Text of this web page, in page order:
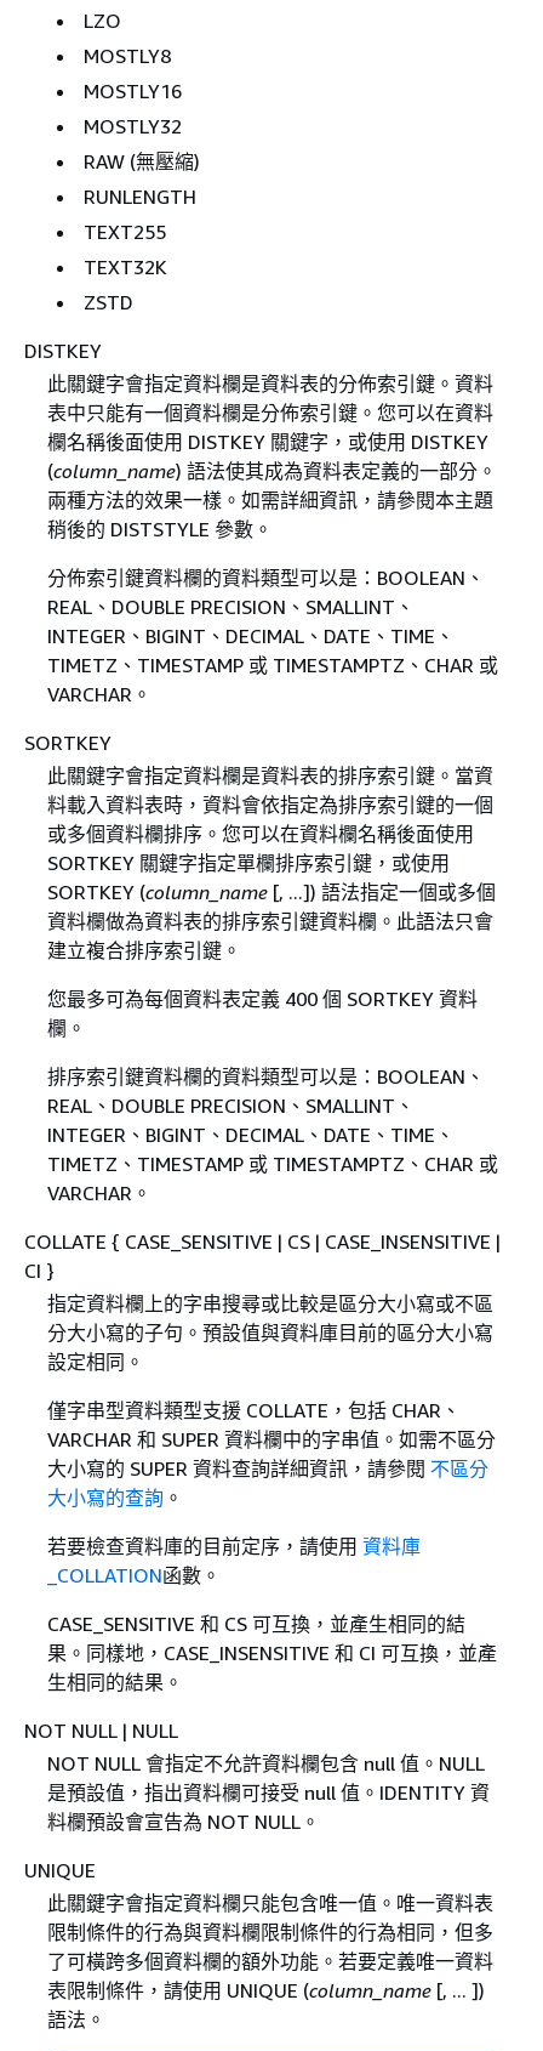
LZO
MOSTLY8
MOSTLY16
MOSTLY32
RAW (無壓縮)
RUNLENGTH
TEXT255
TEXT32K
ZSTD
DISTKEY
此關鍵字會指定資料欄是資料表的分佈索引鍵。資料
表中只能有一個資料欄是分佈索引鍵。您可以在資料
欄名稱後面使用 DISTKEY 關鍵字，或使用 DISTKEY
(column_name) 語法使其成為資料表定義的一部分。
兩種方法的效果一樣。如需詳細資訊，請參閱本主題
稍後的 DISTSTYLE 參數。
分佈索引鍵資料欄的資料類型可以是：BOOLEAN、
REAL、DOUBLE PRECISION、SMALLINT、
INTEGER、BIGINT、DECIMAL、DATE、TIME、
TIMETZ、TIMESTAMP 或 TIMESTAMPTZ、CHAR 或
VARCHAR。
SORTKEY
此關鍵字會指定資料欄是資料表的排序索引鍵。當資
料載入資料表時，資料會依指定為排序索引鍵的一個
或多個資料欄排序。您可以在資料欄名稱後面使用
SORTKEY 關鍵字指定單欄排序索引鍵，或使用
SORTKEY (column_name[, ...]) 語法指定一個或多個
資料欄做為資料表的排序索引鍵資料欄。此語法只會
建立複合排序索引鍵。
您最多可為每個資料表定義 400 個 SORTKEY 資料
欄。
排序索引鍵資料欄的資料類型可以是：BOOLEAN、
REAL、DOUBLE PRECISION、SMALLINT、
INTEGER、BIGINT、DECIMAL、DATE、TIME、
TIMETZ、TIMESTAMP 或 TIMESTAMPTZ、CHAR 或
VARCHAR。
COLLATE { CASE_SENSITIVE | CS | CASE_INSENSITIVE |
CI }
指定資料欄上的字串搜尋或比較是區分大小寫或不區
分大小寫的子句。預設值與資料庫目前的區分大小寫
設定相同。
僅字串型資料類型支援 COLLATE，包括 CHAR、
VARCHAR 和 SUPER 資料欄中的字串值。如需不區分
大小寫的 SUPER 資料查詢詳細資訊，請參閱 不區分
大小寫的查詢。
若要檢查資料庫的目前定序，請使用 資料庫
_COLLATION函數。
CASE_SENSITIVE 和 CS 可互換，並產生相同的結
果。同樣地，CASE_INSENSITIVE 和 CI 可互換，並產
生相同的結果。
NOT NULL | NULL
NOT NULL 會指定不允許資料欄包含 null 值。NULL
是預設值，指出資料欄可接受 null 值。IDENTITY 資
料欄預設會宣告為 NOT NULL。
UNIQUE
此關鍵字會指定資料欄只能包含唯一值。唯一資料表
限制條件的行為與資料欄限制條件的行為相同，但多
了可橫跨多個資料欄的額外功能。若要定義唯一資料
表限制條件，請使用 UNIQUE (column_name[, ... ])
語法。